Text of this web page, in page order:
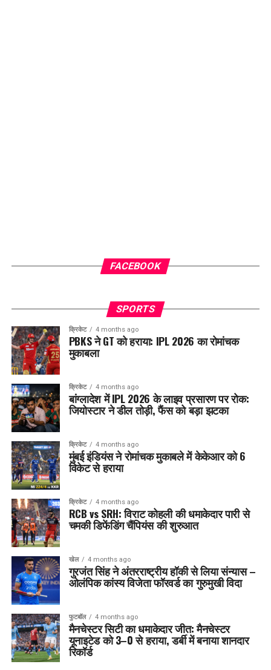
FACEBOOK
SPORTS
क्रिकेट 4 months ago
PBKS ने GT को हराया: IPL 2026 का रोमांचक
मुकाबला
क्रिकेट 4 months ago
बांग्लादेश में IPL 2026 के लाइव प्रसारण पर रोक:
जियोस्टार ने डील तोड़ी, फैंस को बड़ा झटका
क्रिकेट 4 months ago
मुंबई इंडियंस ने रोमांचक मुकाबले में केकेआर को 6
विकेट से हराया
क्रिकेट 4 months ago
RCB vs SRH: विराट कोहली की धमाकेदार पारी से
चमकी डिफेंडिंग चैंपियंस की शुरुआत
खेल 4 months ago
गुरजंत सिंह ने अंतरराष्ट्रीय हॉकी से लिया संन्यास –
ओलंपिक कांस्य विजेता फॉरवर्ड का गुरुमुखी विदा
फुटबॉल 4 months ago
मैनचेस्टर सिटी का धमाकेदार जीत: मैनचेस्टर
यूनाइटेड को 3–0 से हराया, डर्बी में बनाया शानदार
रिकॉर्ड